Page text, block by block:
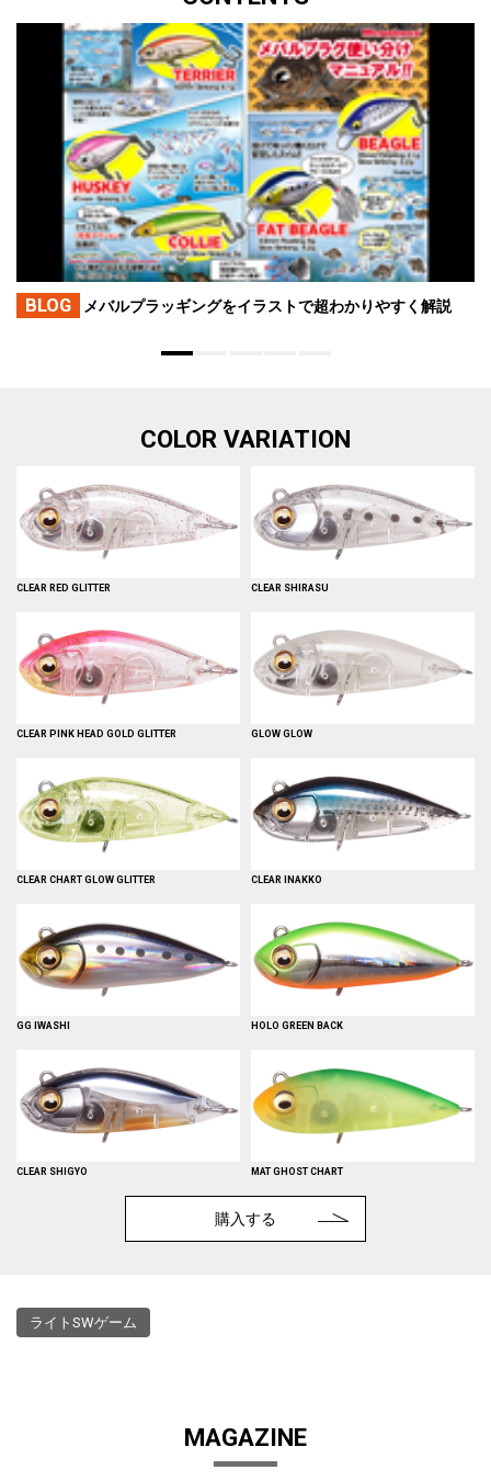
BLOG メバルプラッギングをイラストで超わかりやすく解説
COLOR VARIATION
CLEAR RED GLITTER CLEAR SHIRASU
CLEAR PINK HEAD GOLD GLITTER GLOW GLOW
CLEAR CHART GLOW GLITTER CLEAR INAKKO
GG IWASHI HOLO GREEN BACK
CLEAR SHIGYO MAT GHOST CHART
購入する
ライトSWゲーム
MAGAZINE